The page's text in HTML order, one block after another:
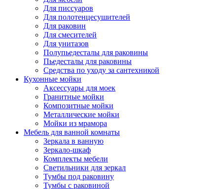
Для писсуаров
Для полотенцесушителей
Для раковин
Для смесителей
Для унитазов
Полупьедесталы для раковины
Пьедесталы для раковины
Средства по уходу за сантехникой
Кухонные мойки
Аксессуары для моек
Гранитные мойки
Композитные мойки
Металлические мойки
Мойки из мрамора
Мебель для ванной комнаты
Зеркала в ванную
Зеркало-шкаф
Комплекты мебели
Светильники для зеркал
Тумбы под раковину
Тумбы с раковиной